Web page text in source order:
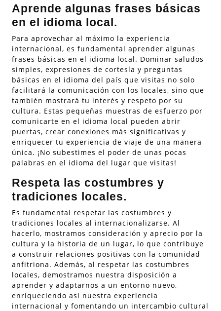
Aprende algunas frases básicas
en el idioma local.
Para aprovechar al máximo la experiencia
internacional, es fundamental aprender algunas
frases básicas en el idioma local. Dominar saludos
simples, expresiones de cortesía y preguntas
básicas en el idioma del país que visitas no solo
facilitará la comunicación con los locales, sino que
también mostrará tu interés y respeto por su
cultura. Estas pequeñas muestras de esfuerzo por
comunicarte en el idioma local pueden abrir
puertas, crear conexiones más significativas y
enriquecer tu experiencia de viaje de una manera
única. ¡No subestimes el poder de unas pocas
palabras en el idioma del lugar que visitas!
Respeta las costumbres y
tradiciones locales.
Es fundamental respetar las costumbres y
tradiciones locales al internacionalizarse. Al
hacerlo, mostramos consideración y aprecio por la
cultura y la historia de un lugar, lo que contribuye
a construir relaciones positivas con la comunidad
anfitriona. Además, al respetar las costumbres
locales, demostramos nuestra disposición a
aprender y adaptarnos a un entorno nuevo,
enriqueciendo así nuestra experiencia
internacional y fomentando un intercambio cultural